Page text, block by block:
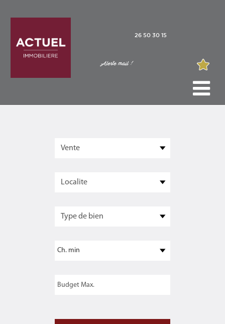
26 50 30 15
Alerte mail !